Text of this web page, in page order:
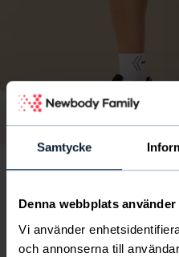
Samtycke
Denna webbplats
Vi använder
och annonserna till
1/8
Short Tights
20€
suomen yhdistyselämä